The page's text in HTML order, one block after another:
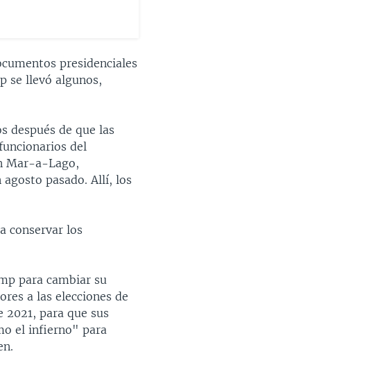
presidenciales
se llevó algunos,
después de que las
del
Mar-a-Lago,
pasado. Allí, los
conservar los
para cambiar su
a las elecciones de
para que sus
el infierno" para